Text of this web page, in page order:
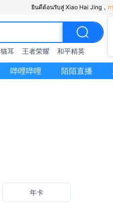
ยินดีต้อนรับสู่ Xiao Hai Jing， ก
猫耳 王者荣耀 和平精英
哔哩哔哩 陌陌直播
年卡